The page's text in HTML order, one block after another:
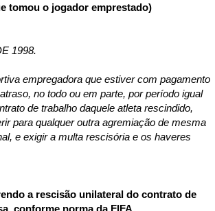
tomou o jogador emprestado)
1998.
empregadora que estiver com pagamento
no todo ou em parte, por período igual
de trabalho daquele atleta rescindido,
para qualquer outra agremiação de mesma
e exigir a multa rescisória e os haveres
a rescisão unilateral do contrato de
conforme norma da FIFA.